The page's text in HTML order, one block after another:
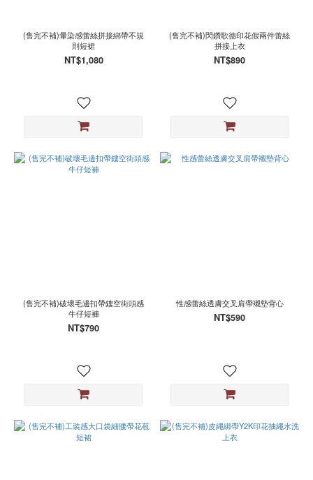
(售完不補)暈染感蕾絲拼接綁帶不規
則短裙
NT$1,080
(售完不補)閃鑽歌德印花假兩件蕾絲
拼接上衣
NT$890
(售完不補)破壞毛邊扣帶鏤空街頭感
牛仔短褲
NT$790
性感蕾絲透膚交叉肩帶襯墊背心
NT$590